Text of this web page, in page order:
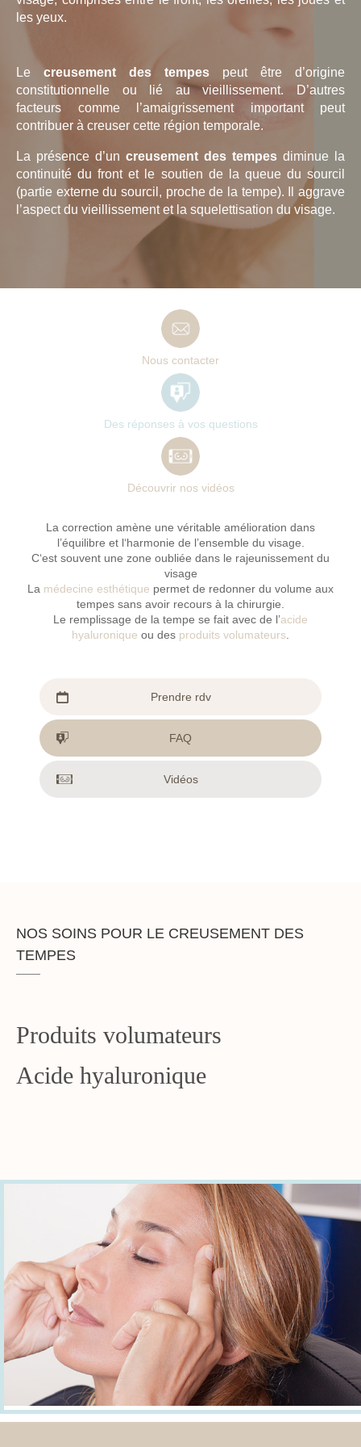
les yeux.
Le creusement des tempes peut être d’origine
constitutionnelle ou lié au vieillissement. D’autres
facteurs comme l’amaigrissement important peut
contribuer à creuser cette région temporale.
La présence d’un creusement des tempes diminue la
continuité du front et le soutien de la queue du sourcil
(partie externe du sourcil, proche de la tempe). Il aggrave
l’aspect du vieillissement et la squelettisation du visage.
La correction amène une véritable amélioration dans
l’équilibre et l‘harmonie de l’ensemble du visage.
C‘est souvent une zone oubliée dans le rajeunissement du
visage
La médecine esthétique permet de redonner du volume aux
tempes sans avoir recours à la chirurgie.
Le remplissage de la tempe se fait avec de l’acide
hyaluronique ou des produits volumateurs
Prendre rdv
FAQ
Vidéos
NOS SOINS POUR LE CREUSEMENT DES
TEMPES
Produits volumateurs
Acide hyaluronique